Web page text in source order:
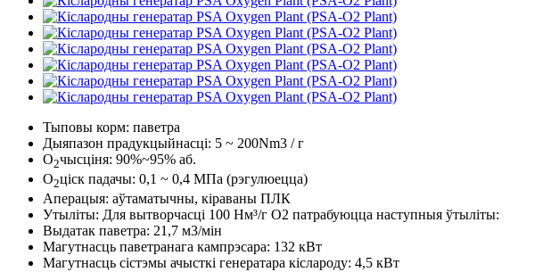
Тыповы корм: паветра
Дыяпазон прадукцыйнасці: 5 ~ 200Nm3 / г
O2чысціня: 90%~95% аб.
O2ціск падачы: 0,1 ~ 0,4 МПа (рэгулюецца)
Аперацыя: аўтаматычны, кіраваны ПЛК
Утыліты: Для вытворчасці 100 Нм³/г O2 патрабуюцца наступныя ўтыліты:
Выдатак паветра: 21,7 м3/мін
Магутнасць паветранага кампрэсара: 132 кВт
Магутнасць сістэмы ачысткі генератара кіслароду: 4,5 кВт